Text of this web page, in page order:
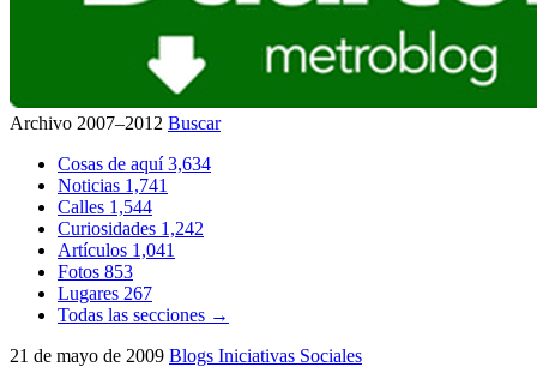
Archivo 2007–2012 Buscar
Cosas de aquí3,634
Noticias 1,741
Calles 1,544
Curiosidades 1,242
Artículos 1,041
Fotos 853
Lugares 267
Todas las secciones →
21 de mayo de 2009 Blogs Iniciativas Sociales